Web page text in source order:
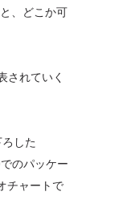
、どこか可
されていく
した
のパッケー
チャートで
レコードのためのDJブース
Aoyama ZEROのこだわり